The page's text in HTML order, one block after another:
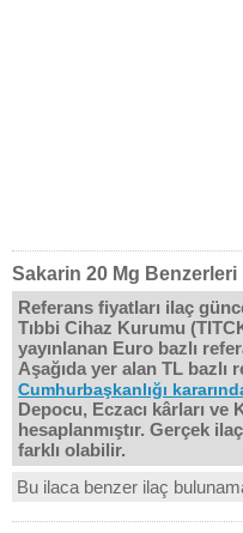
Sakarin 20 Mg Benzerleri
Referans fiyatları ilaç
Tıbbi Cihaz Kurumu
yayınlanan Euro bazlı
Aşağıda yer alan TL bazlı
Cumhurbaşkanlığı
Depocu, Eczacı kârları ve
hesaplanmıştır. Gerçek
farklı olabilir.
Bu ilaca benzer ilaç